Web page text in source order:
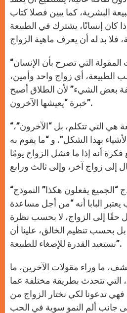
البشرية، كما يبين فصلا كتاب
كان إنسانًا، يشترك في الطبيعة
“ولكن اليوم، لقد تحوّلت المقولة التي تصرح بأن الإنسان
الطبيعة، أي زواج واحد وأمين،
بعض الشيء” لأن الطلاق أصبح
خبرة “يعيشها الآخرون”.
“وبالتالي، لم تعد الطبيعة هي التي تتكلم، بل “الآخرون”،
بهذا الشكل”. و “ما يقوم به
فكرة أنه إذا ما فشل الزواج يومًا
“هذا ويناقض نموذج “الجميع يفعلون هكذا” النموذج
البابا أنه “من أجل مساعدة
حقًا إلى الزواج، لا بحسب نظرة
بحسب تنظيم الخالق، علينا أن
نستعيد القدرة للإصغاء للطبيعة”.
ما وراء مقولات الآخرين، ما
التي تتحدث بطريقة مختلفة عما
فهي تدعونا لكي نختار الزواج من